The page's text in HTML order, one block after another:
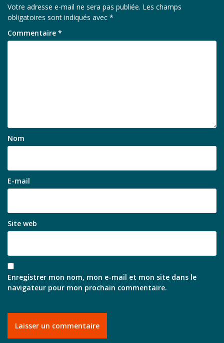
Votre adresse e-mail ne sera pas publiée. Les champs
obligatoires sont indiqués avec *
Commentaire *
Nom
E-mail
Site web
Enregistrer mon nom, mon e-mail et mon site dans le
navigateur pour mon prochain commentaire.